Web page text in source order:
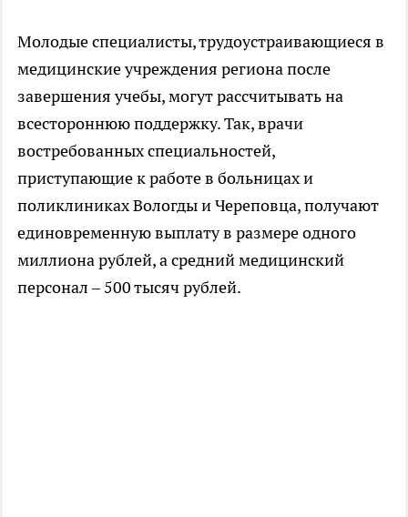
Молодые специалисты, трудоустраивающиеся в
медицинские учреждения региона после
завершения учебы, могут рассчитывать на
всестороннюю поддержку. Так, врачи
востребованных специальностей,
приступающие к работе в больницах и
поликлиниках Вологды и Череповца, получают
единовременную выплату в размере одного
миллиона рублей, а средний медицинский
персонал – 500 тысяч рублей.